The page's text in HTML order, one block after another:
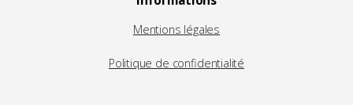
Mentions légales
Politique de confidentialité